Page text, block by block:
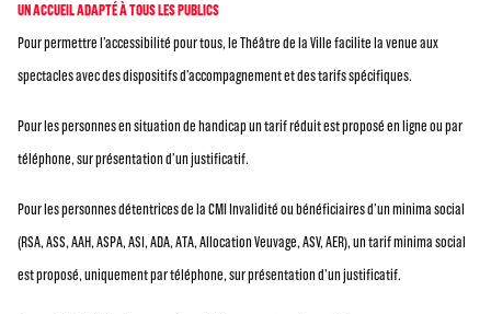
UN ACCUEIL ADAPTÉ À TOUS LES PUBLICS
Pour permettre l’accessibilité pour tous, le Théâtre de la Ville facilite la venue aux
spectacles avec des dispositifs d’accompagnement et des tarifs spécifiques.
Pour les personnes en situation de handicap un tarif réduit est proposé en ligne ou par
téléphone, sur présentation d’un justificatif.
Pour les personnes détentrices de la CMI Invalidité ou bénéficiaires d’un minima social
(RSA, ASS, AAH, ASPA, ASI, ADA, ATA, Allocation Veuvage, ASV, AER), un tarif minima social
est proposé, uniquement par téléphone, sur présentation d’un justificatif.